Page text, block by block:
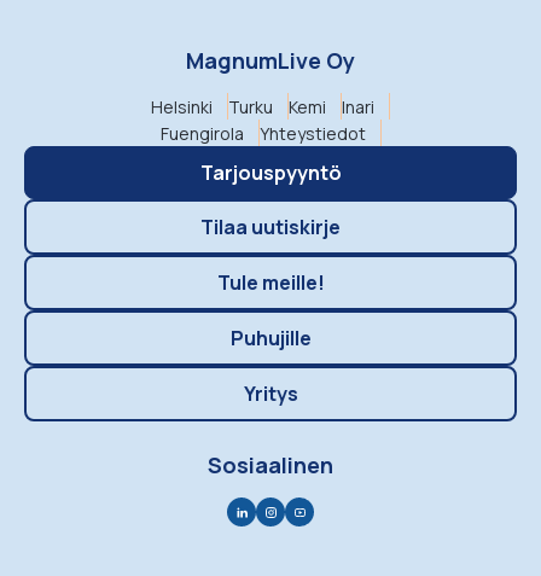
MagnumLive Oy
Helsinki Turku Kemi
Inari
Fuengirola
Yhteystiedot
Tarjouspyyntö
Tilaa uutiskirje
Tule meille!
Puhujille
Yritys
Sosiaalinen